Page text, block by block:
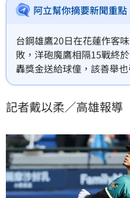
阿立幫你摘要新聞重點
台鋼雄鷹20日在花蓮作客
敗，洋砲魔鷹相隔15戰終
轟獎金送給球僮，該善舉
心，今天魔鷹本人也親揭
助他們。
記者戴以柔／高雄報導